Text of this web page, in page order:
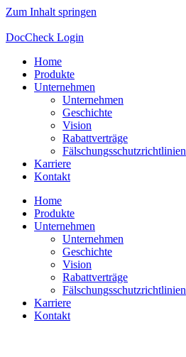
Zum Inhalt springen
DocCheck Login
Home
Produkte
Unternehmen
Unternehmen
Geschichte
Vision
Rabattverträge
Fälschungsschutzrichtlinien
Karriere
Kontakt
Home
Produkte
Unternehmen
Unternehmen
Geschichte
Vision
Rabattverträge
Fälschungsschutzrichtlinien
Karriere
Kontakt